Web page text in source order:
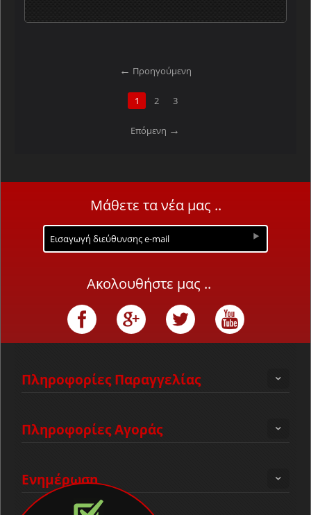
Προηγούμενη
1 2 3
Επόμενη
Μάθετε τα νέα μας ..
Ακολουθήστε μας ..
Πληροφορίες Παραγγελίας
Πληροφορίες Αγοράς
Ενημέρωση